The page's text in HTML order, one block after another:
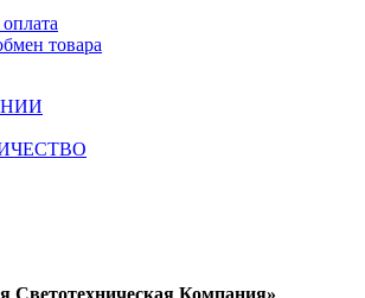
товара
Компания»